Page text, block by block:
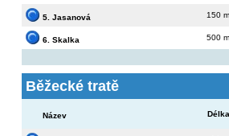
5. Jasanová 150
6. Skalka 500
Běžecké tratě
Název Délka